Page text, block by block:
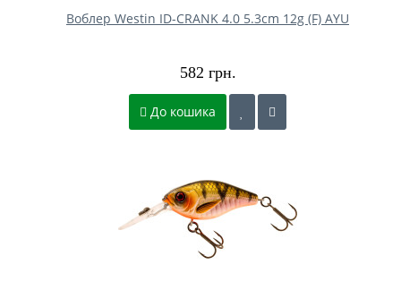
Воблер Westin ID-CRANK 4.0 5.3cm 12g (F) AYU
582 грн.
До кошика